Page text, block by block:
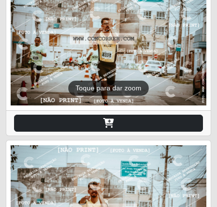
Toque para dar zoom